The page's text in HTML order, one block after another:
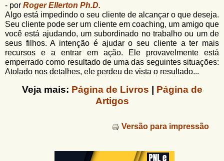
- por Roger Ellerton Ph.D.
Algo está impedindo o seu cliente de alcançar o que deseja.
Seu cliente pode ser um cliente em coaching, um amigo que
você está ajudando, um subordinado no trabalho ou um de
seus filhos. A intenção é ajudar o seu cliente a ter mais
recursos e a entrar em ação. Ele provavelmente está
emperrado como resultado de uma das seguintes situações:
Atolado nos detalhes, ele perdeu de vista o resultado...
Veja mais: Página de Livros
Página de
Artigos
Versão para impressão